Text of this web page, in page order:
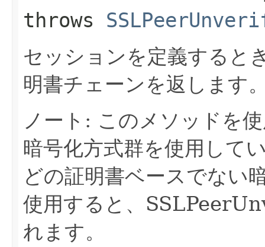
throws
セッションを定義すると
明書チェーンを返します
ノート: このメソッドを
暗号化方式群を使用して
どの証明書ベースでない
使用すると、
れます。